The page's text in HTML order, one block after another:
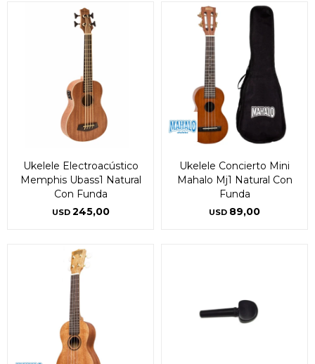
Ukelele Electroacústico
Memphis Ubass1 Natural
Con Funda
USD 245,00
Ukelele Concierto Mini
Mahalo Mj1 Natural Con
Funda
USD 89,00